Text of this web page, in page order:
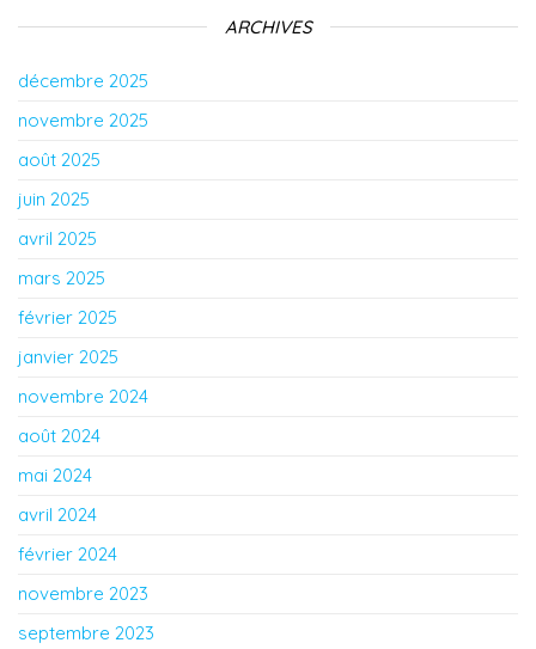
ARCHIVES
décembre 2025
novembre 2025
août 2025
juin 2025
avril 2025
mars 2025
février 2025
janvier 2025
novembre 2024
août 2024
mai 2024
avril 2024
février 2024
novembre 2023
septembre 2023